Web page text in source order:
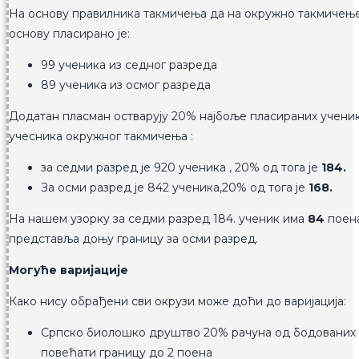
На основу правилника такмичења да на окружно
основу пласирано је:
99 ученика из седног разреда
89 ученика из осмог разреда
Додатан пласман остварују 20% најбоље пласираних
учесника окружног такмичења :
за седми разред је 920 ученика , 20% од тога је 184.
За осми разред је 842 ученика,20% од тога је 168.
На нашем узорку за седми разред 184. ученик има 84
представља доњу границу за осми разред.
Могуће варијације
Како нису обрађени сви окрузи може доћи до варијација:
Српско биолошко друштво 20% рачуна од
повећати границу до 2 поена